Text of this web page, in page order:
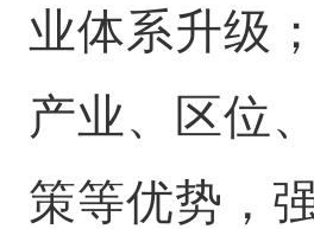
业体系升级
产业、区位
策等优势，